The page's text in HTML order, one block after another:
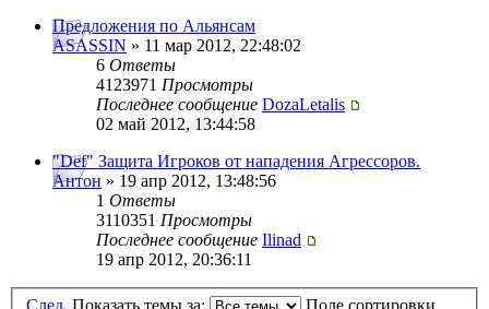
Предложения по Альянсам
ASASSIN » 11 мар 2012, 22:48:02
6 Ответы
4123971 Просмотры
Последнее сообщение DozaLetalis
02 май 2012, 13:44:58
"Def" Защита Игроков от нападения Агрессоров.
Антон » 19 апр 2012, 13:48:56
1 Ответы
3110351 Просмотры
Последнее сообщение Ilinad
19 апр 2012, 20:36:11
След. Показать темы за: Поле сортировки